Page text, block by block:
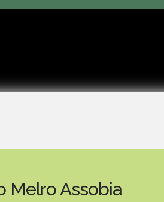
Melro Assobia